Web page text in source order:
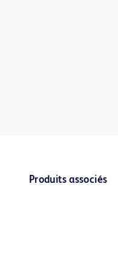
Produits associés